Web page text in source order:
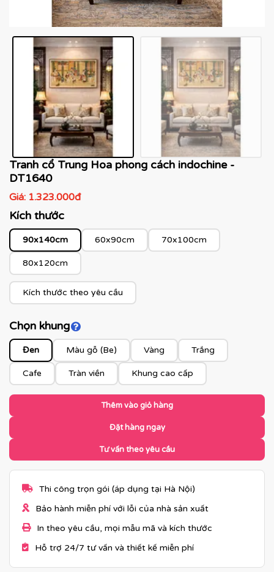
Tranh cổ Trung Hoa phong cách indochine -
DT1640
Giá: 1.323.000đ
Kích thước
90x140cm 60x90cm 70x100cm
80x120cm
Kích thước theo yêu cầu
Chọn khungClick để xem màu khung
Đen Màu gỗ (Be) Vàng Trắng
Cafe Tràn viền Khung cao cấp
Thêm vào giỏ hàng
Đặt hàng ngay
Tư vấn theo yêu cầu
Thi công trọn gói (áp dụng tại Hà Nội)
Bảo hành miễn phí với lỗi của nhà sản xuất
In theo yêu cầu, mọi mẫu mã và kích thước
Hỗ trợ 24/7 tư vấn và thiết kế miễn phí